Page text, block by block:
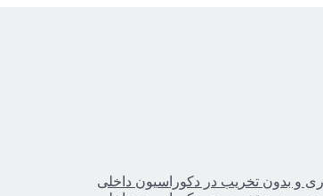
و بدون تخریب در دکوراسیون داخلی